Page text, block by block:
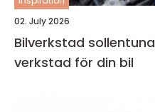
02. July 2026
Bilverkstad sollentuna så väljer du rätt
verkstad för din bil